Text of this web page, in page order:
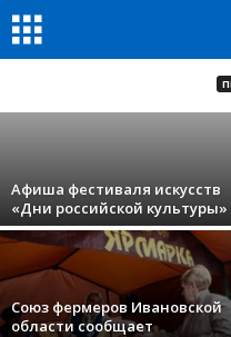
Начинается
гриппа
Афиша фестиваля искусств
«Дни российской культуры»
Союз фермеров Ивановской
области сообщает